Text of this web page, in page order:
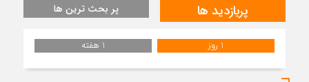
پربازدید ها پر بحث ترین ها
1 روز 1 هفته